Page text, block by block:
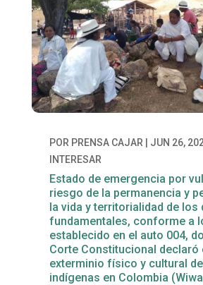
POR PRENSA CAJAR JUN 26,
INTERESAR
Estado de emergencia por
riesgo de la permanencia y
la vida y territorialidad de los
fundamentales, conforme a
establecido en el auto 004,
Corte Constitucional declaró
exterminio físico y cultural
indígenas en Colombia